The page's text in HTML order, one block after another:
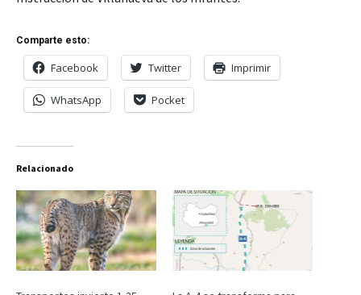
Comparte esto:
Facebook Twitter Imprimir
WhatsApp Pocket
Relacionado